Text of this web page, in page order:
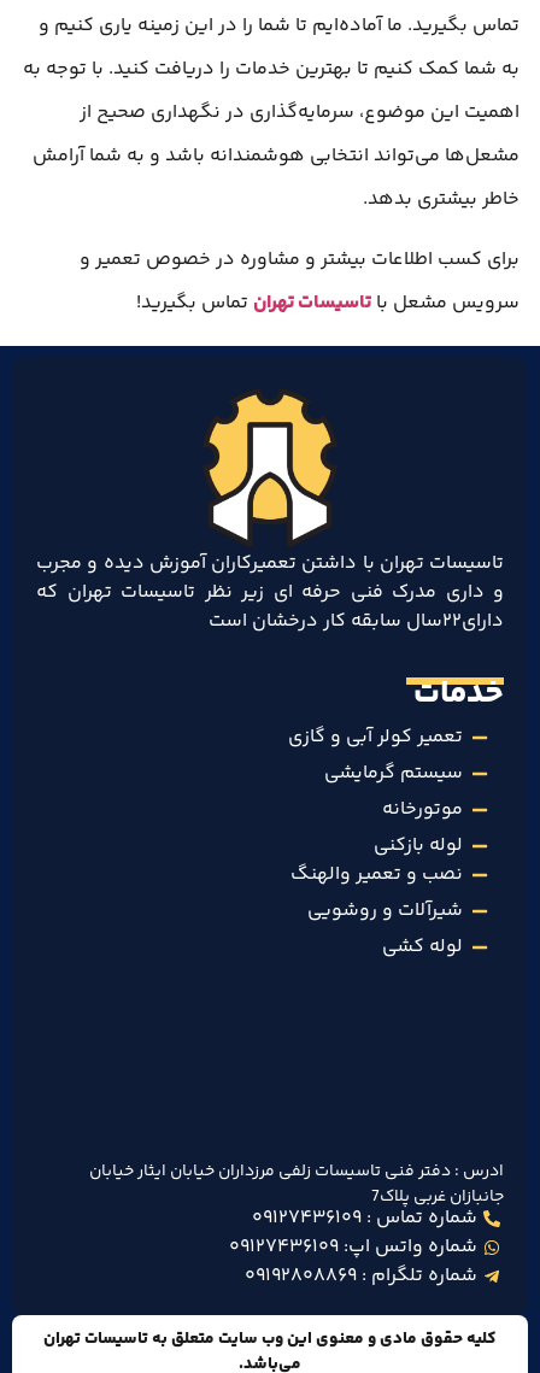
تماس بگیرید. ما آماده‌ایم تا شما را در این زمینه یاری کنیم و
به شما کمک کنیم تا بهترین خدمات را دریافت کنید. با توجه به
اهمیت این موضوع، سرمایه‌گذاری در نگهداری صحیح از
مشعل‌ها می‌تواند انتخابی هوشمندانه باشد و به شما آرامش
خاطر بیشتری بدهد.
برای کسب اطلاعات بیشتر و مشاوره در خصوص تعمیر و
سرویس مشعل با تاسیسات تهران تماس بگیرید!
تاسیسات تهران با داشتن تعمیرکاران آموزش دیده و مجرب
و داری مدرک فنی حرفه ای زیر نظر تاسیسات تهران که
دارای۲۲سال سابقه کار درخشان است
خدمات
تعمیر کولر آبی و گازی
سیستم گرمایشی
موتورخانه
لوله بازکنی
نصب و تعمیر والهنگ
شیرآلات و روشویی
لوله کشی
ادرس : دفتر فنی تاسیسات زلفی مرزداران خیابان ایثار خیابان
جانبازان غربی پلاک7
شماره تماس : ۰۹۱۲۷۴۳۶۱۰۹
شماره واتس اپ: ۰۹۱۲۷۴۳۶۱۰۹
شماره تلگرام : ۰۹۱۹۲۸۰۸۸۶۹
کلیه حقوق مادی و معنوی این وب سایت متعلق به تاسیسات تهران
می‌باشد.